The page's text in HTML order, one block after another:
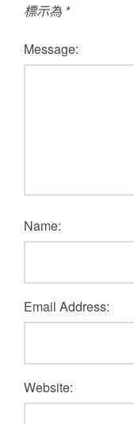
標示為 *
Message:
Name:
Email Address:
Website: